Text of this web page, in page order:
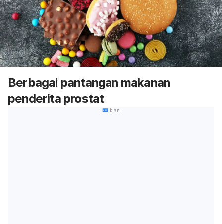
Berbagai pantangan makanan
penderita prostat
Iklan